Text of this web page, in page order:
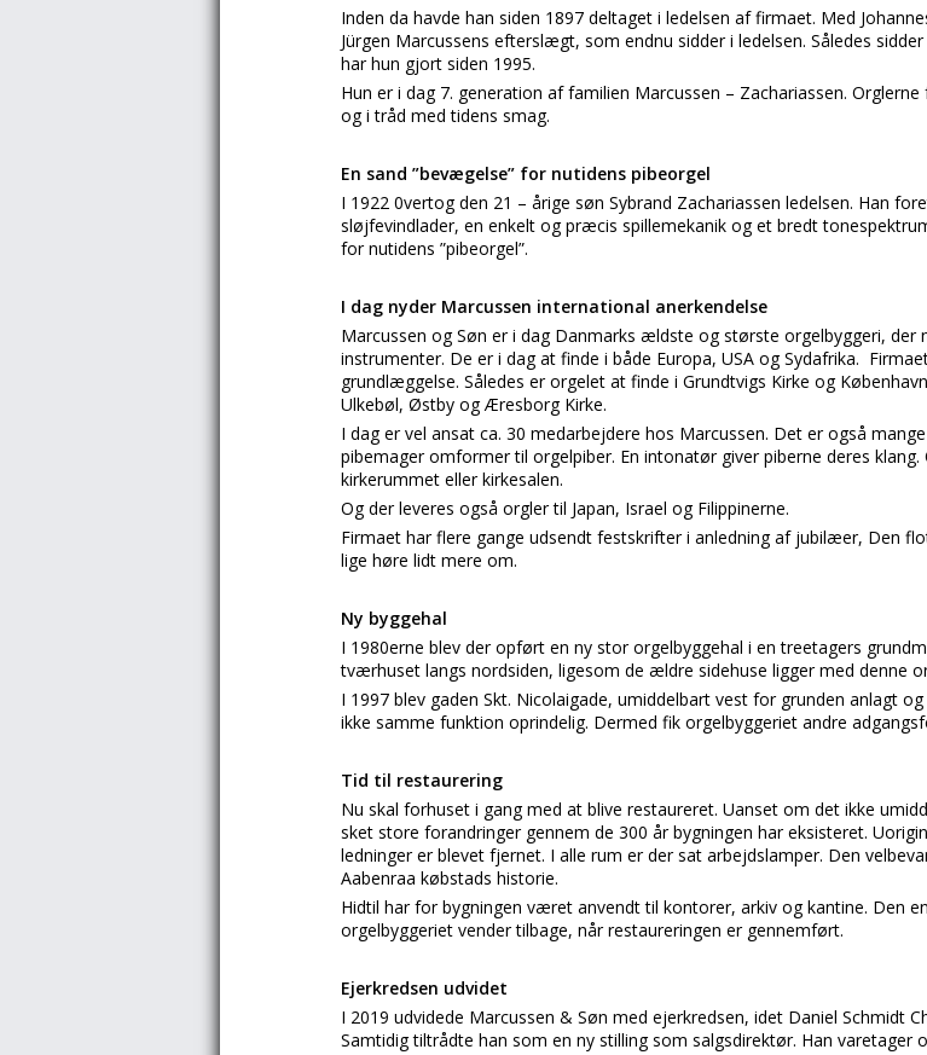
Inden da havde han siden 1897 deltaget i ledelsen af firmaet. Med
Jürgen Marcussens efterslægt, som endnu sidder i ledelsen. Således
har hun gjort siden 1995.
Hun er i dag 7. generation af familien Marcussen – Zachariassen.
og i tråd med tidens smag.
En sand ”bevægelse” for nutidens pibeorgel
I 1922 0vertog den 21 – årige søn Sybrand Zachariassen ledelsen. Han
sløjfevindlader, en enkelt og præcis spillemekanik og et bredt
for nutidens ”pibeorgel”.
I dag nyder Marcussen international anerkendelse
Marcussen og Søn er i dag Danmarks ældste og største orgelbyggeri, der
instrumenter. De er i dag at finde i både Europa, USA og Sydafrika.
grundlæggelse. Således er orgelet at finde i Grundtvigs Kirke og
Ulkebøl, Østby og Æresborg Kirke.
I dag er vel ansat ca. 30 medarbejdere hos Marcussen. Det er også
pibemager omformer til orgelpiber. En intonatør giver piberne deres
kirkerummet eller kirkesalen.
Og der leveres også orgler til Japan, Israel og Filippinerne.
Firmaet har flere gange udsendt festskrifter i anledning af jubilæer, Den
lige høre lidt mere om.
Ny byggehal
I 1980erne blev der opført en ny stor orgelbyggehal i en treetagers
tværhuset langs nordsiden, ligesom de ældre sidehuse ligger med denne
I 1997 blev gaden Skt. Nicolaigade, umiddelbart vest for grunden anlagt
ikke samme funktion oprindelig. Dermed fik orgelbyggeriet andre
Tid til restaurering
Nu skal forhuset i gang med at blive restaureret. Uanset om det ikke
sket store forandringer gennem de 300 år bygningen har eksisteret.
ledninger er blevet fjernet. I alle rum er der sat arbejdslamper. Den
Aabenraa købstads historie.
Hidtil har for bygningen været anvendt til kontorer, arkiv og kantine. Den
orgelbyggeriet vender tilbage, når restaureringen er gennemført.
Ejerkredsen udvidet
I 2019 udvidede Marcussen & Søn med ejerkredsen, idet Daniel Schmidt
Samtidig tiltrådte han som en ny stilling som salgsdirektør. Han varetager